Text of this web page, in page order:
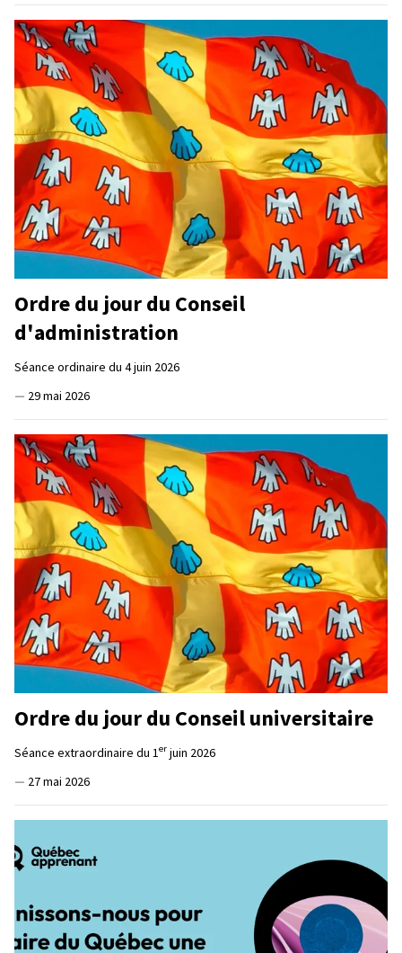
Ordre du jour du Conseil
d'administration
Séance ordinaire du 4 juin 2026
— 29 mai 2026
Ordre du jour du Conseil universitaire
Séance extraordinaire du 1er juin 2026
— 27 mai 2026